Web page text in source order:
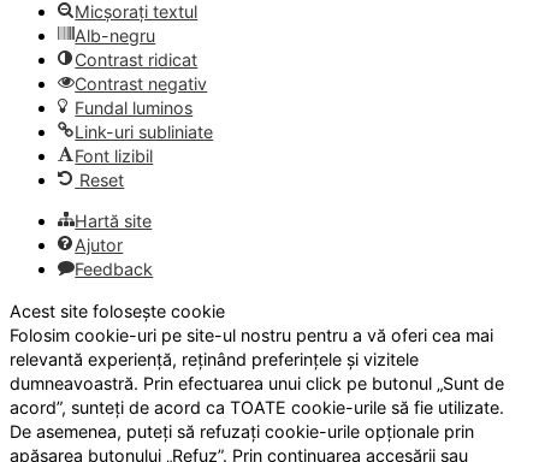
Micșorați textul
Alb-negru
Contrast ridicat
Contrast negativ
Fundal luminos
Link-uri subliniate
Font lizibil
Reset
Hartă site
Ajutor
Feedback
Acest site folosește cookie
Folosim cookie-uri pe site-ul nostru pentru a vă oferi cea mai
relevantă experiență, reținând preferințele și vizitele
dumneavoastră. Prin efectuarea unui click pe butonul „Sunt de
acord”, sunteți de acord ca TOATE cookie-urile să fie utilizate.
De asemenea, puteți să refuzați cookie-urile opționale prin
apăsarea butonului „Refuz”. Prin continuarea accesării sau